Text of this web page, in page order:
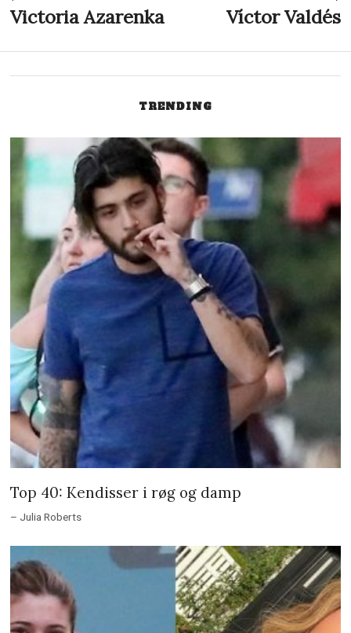
Indlægsnavigation
Previous
Victoria Azarenka Víctor Valdés
TRENDING
Top 40: Kendisser i røg og damp
– Julia Roberts